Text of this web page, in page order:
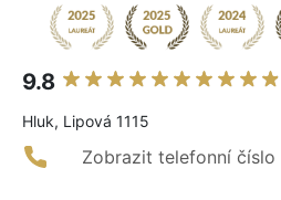
9.8
Hluk, Lipová 1115
Zobrazit telefonní číslo